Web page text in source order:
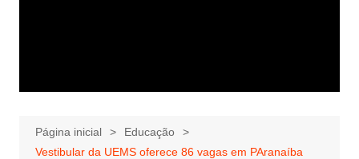
Página inicial
Educação
Vestibular da UEMS oferece 86 vagas em PAranaíba